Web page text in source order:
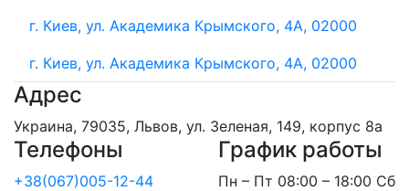
г. Киев, ул. Академика Крымского, 4А, 02000
г. Киев, ул. Академика Крымского, 4А, 02000
Адрес
Украина, 79035, Львов, ул. Зеленая, 149, корпус 8а
Телефоны
+38(067)005-12-44
График работы
Пн – Пт 08:00 – 18:00 Сб